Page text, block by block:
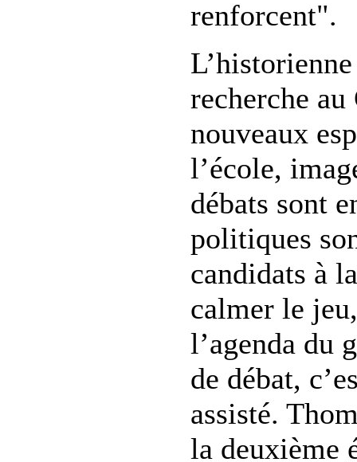
renforcent".
recherche
nouveaux
l’école,
débats sont
politiques
candidats à
calmer le
l’agenda du
de débat,
assisté.
la deuxième